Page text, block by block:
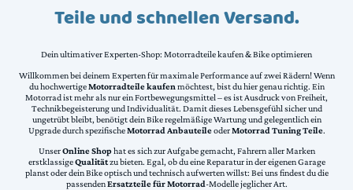
Teile und schnellen Versand.
Dein ultimativer Experten-Shop: Motorradteile kaufen & Bike optimieren
Willkommen bei deinem Experten für maximale Performance auf zwei Rädern! Wenn
du hochwertigeMotorradteile kaufen möchtest, bist du hier genau richtig. Ein
Motorrad ist mehr als nur ein Fortbewegungsmittel – es ist Ausdruck von Freiheit,
Technikbegeisterung und Individualität. Damit dieses Lebensgefühl sicher und
ungetrübt bleibt, benötigt dein Bike regelmäßige Wartung und gelegentlich ein
Upgrade durch spezifischeMotorrad AnbauteileoderMotorrad Tuning Teile.
UnserOnline Shophat es sich zur Aufgabe gemacht, Fahrern aller Marken
erstklassigeQualitätzu bieten. Egal, ob du eine Reparatur in der eigenen Garage
planst oder dein Bike optisch und technisch aufwerten willst: Bei uns findest du die
passendenErsatzteile für Motorrad-Modelle jeglicher Art.